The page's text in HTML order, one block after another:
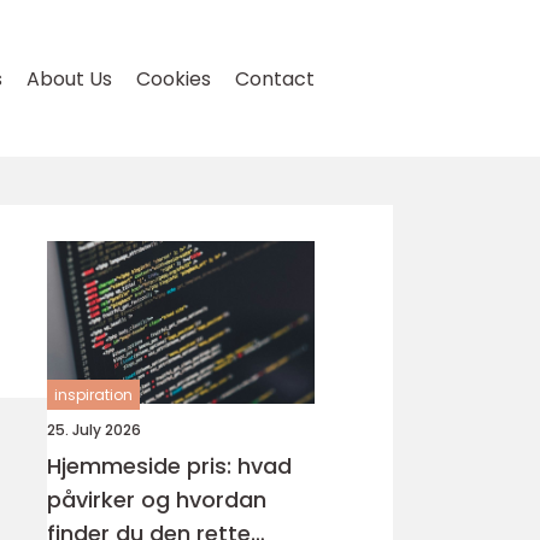
About Us Cookies Contact
inspiration
25. July 2026
Hjemmeside pris: hvad
påvirker og hvordan
finder du den rette